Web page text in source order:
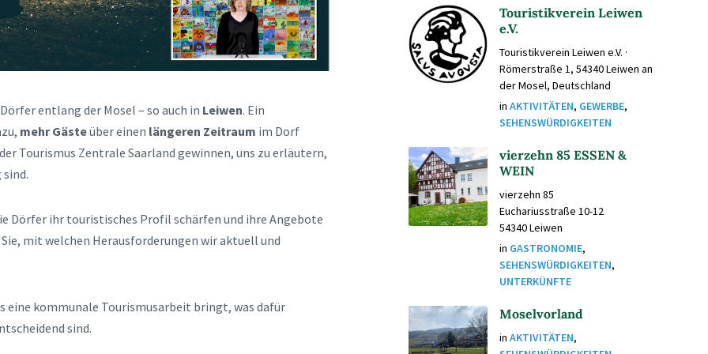
entlang der Mosel – so auch in Leiwen. Ein
mehr Gästeüber einen längeren Zeitraum im Dorf
Tourismus Zentrale Saarland gewinnen, uns zu erläutern,
Dörfer ihr touristisches Profil schärfen und ihre Angebote
mit welchen Herausforderungen wir aktuell und
eine kommunale Tourismusarbeit bringt, was dafür
sind.
Touristikverein Leiwen
e.V.
Touristikverein Leiwen e.V. ·
Römerstraße 1, 54340 Leiwen an
der Mosel, Deutschland
inAKTIVITÄTEN, GEWERBE,
SEHENSWÜRDIGKEITEN
vierzehn 85 ESSEN &
WEIN
vierzehn 85
Euchariusstraße 10-12
54340 Leiwen
in GASTRONOMIE,
SEHENSWÜRDIGKEITEN,
UNTERKÜNFTE
Moselvorland
inAKTIVITÄTEN,